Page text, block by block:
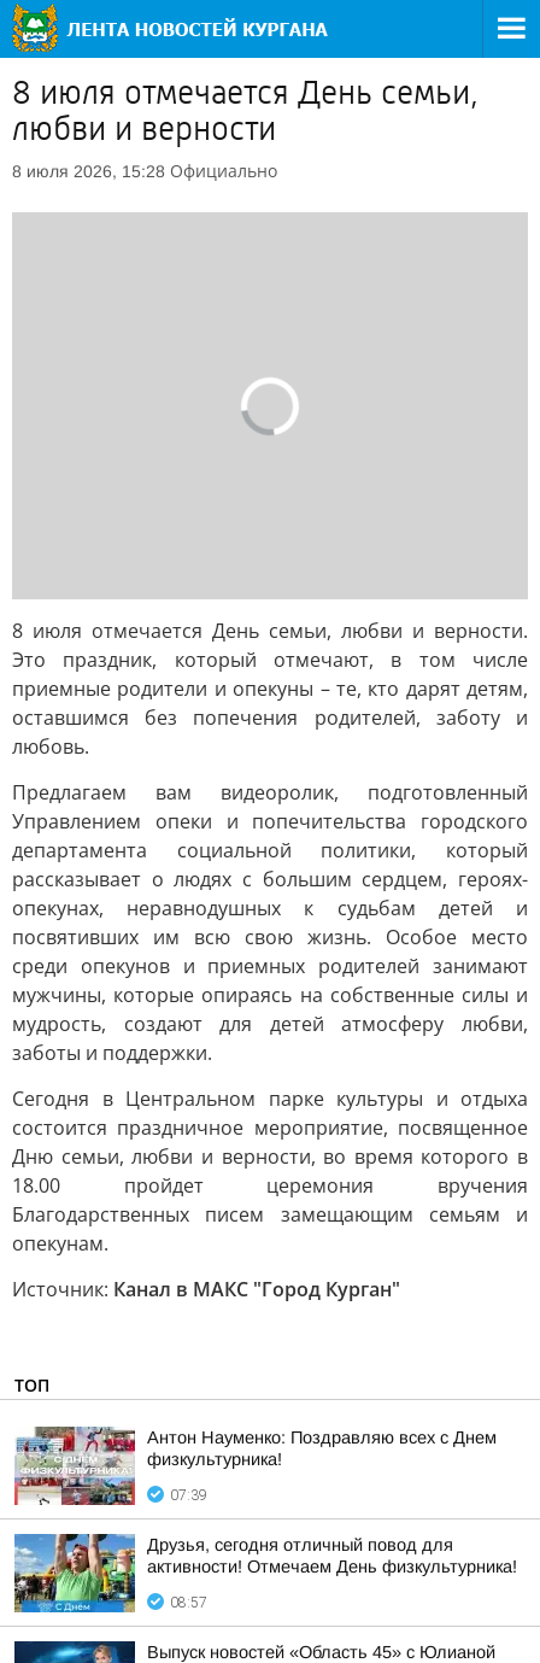
8 июля отмечается День семьи,
любви и верности
8 июля 2026, 15:28 Официально
8 июля отмечается День семьи, любви и верности.
Это праздник, который отмечают, в том числе
приемные родители и опекуны – те, кто дарят детям,
оставшимся без попечения родителей, заботу и
любовь.
Предлагаем вам видеоролик, подготовленный
Управлением опеки и попечительства городского
департамента социальной политики, который
рассказывает о людях с большим сердцем, героях-
опекунах, неравнодушных к судьбам детей и
посвятивших им всю свою жизнь. Особое место
среди опекунов и приемных родителей занимают
мужчины, которые опираясь на собственные силы и
мудрость, создают для детей атмосферу любви,
заботы и поддержки.
Сегодня в Центральном парке культуры и отдыха
состоится праздничное мероприятие, посвященное
Дню семьи, любви и верности, во время которого в
18.00 пройдет церемония вручения
Благодарственных писем замещающим семьям и
опекунам.
Источник: Канал в МАКС "Город Курган"
ТОП
Антон Науменко: Поздравляю всех с Днем
физкультурника!
07:39
Друзья, сегодня отличный повод для
активности! Отмечаем День физкультурника!
08:57
Выпуск новостей «Область 45» с Юлианой